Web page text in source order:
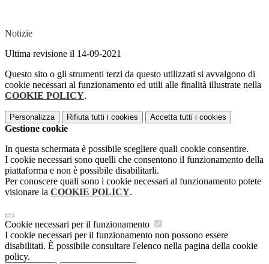
Notizie
Ultima revisione il 14-09-2021
Questo sito o gli strumenti terzi da questo utilizzati si avvalgono di
cookie necessari al funzionamento ed utili alle finalità illustrate nella
COOKIE POLICY.
Personalizza Rifiuta tutti i cookies Accetta tutti i cookies
Gestione cookie
In questa schermata è possibile scegliere quali cookie consentire.
I cookie necessari sono quelli che consentono il funzionamento della
piattaforma e non è possibile disabilitarli.
Per conoscere quali sono i cookie necessari al funzionamento potete
visionare la COOKIE POLICY.
Cookie necessari per il funzionamento
I cookie necessari per il funzionamento non possono essere
disabilitati. È possibile consultare l'elenco nella pagina della cookie
policy.